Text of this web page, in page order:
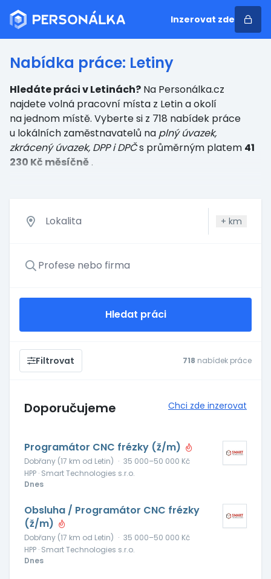
Inzerovat zde
Nabídka práce: Letiny
Hledáte práci v Letinách? Na Personálka.cz
najdete volná pracovní místa z Letin a okolí
na jednom místě. Vyberte si z 718 nabídek práce
u lokálních zaměstnavatelů na plný úvazek,
zkrácený úvazek, DPP i DPČs průměrným platem 41
230 Kč měsíčně .
+ km
Hledat práci
Filtrovat 718 nabídek práce
Doporučujeme Chci zde inzerovat
Programátor CNC frézky (ž/m)
Dobřany (17 km od Letin) · 35 000–50 000 Kč
HPP · Smart Technologies s.r.o.
Dnes
Obsluha / Programátor CNC frézky
(ž/m)
Dobřany (17 km od Letin) · 35 000–50 000 Kč
HPP · Smart Technologies s.r.o.
Dnes